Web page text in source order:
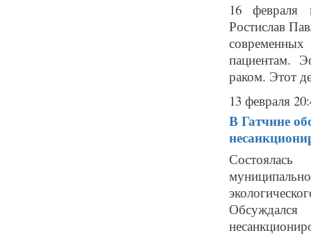
16 февраля
Ростислав
пациентам.
раком. Этот
13 февраля
В Гатчине
Состоялась